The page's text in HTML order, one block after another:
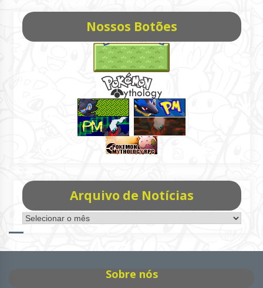
Nossos Botões
Arquivo de Notícias
Arquivo
de
Sobre nós